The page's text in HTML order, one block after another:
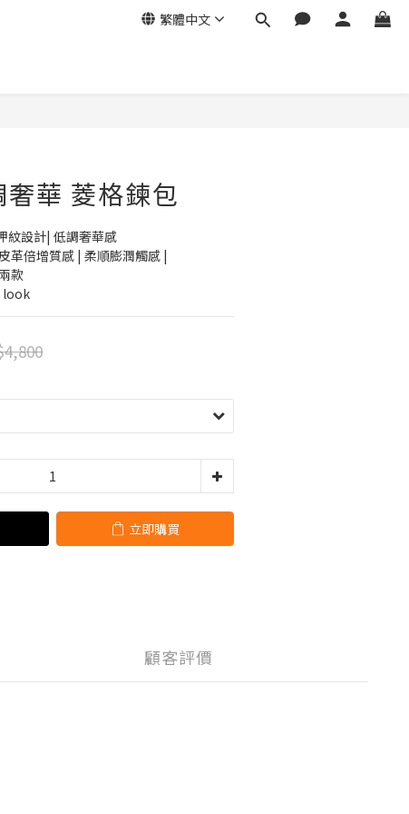
繁體中文
奢華 菱格鍊包
紋設計| 低調奢華感
革倍增質感 | 柔順膨潤觸感 |
款
look
立即購買
顧客評價